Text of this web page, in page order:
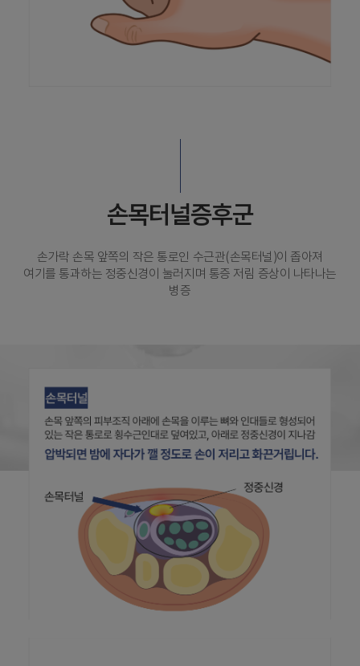
손목터널증후군
손가락 손목 앞쪽의 작은 통로인 수근관(손목터널)이 좁아져
여기를 통과하는 정중신경이 눌러지며 통증 저림 증상이 나타나는
병증